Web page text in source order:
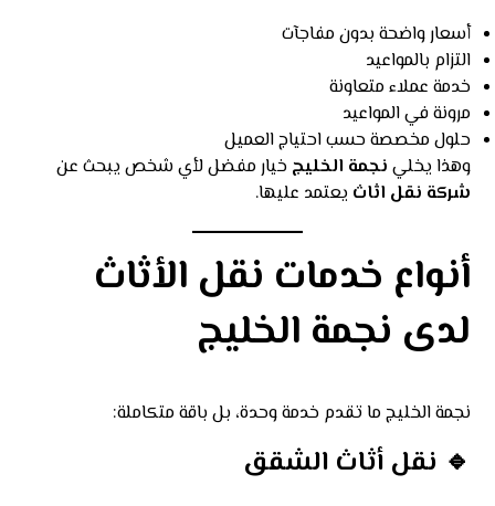
أسعار واضحة بدون مفاجآت
التزام بالمواعيد
خدمة عملاء متعاونة
مرونة في المواعيد
حلول مخصصة حسب احتياج العميل
وهذا يخلي نجمة الخليج خيار مفضل لأي شخص يبحث عن
شركة نقل اثاث يعتمد عليها.
أنواع خدمات نقل الأثاث
لدى نجمة الخليج
نجمة الخليج ما تقدم خدمة وحدة، بل باقة متكاملة:
🔹 نقل أثاث الشقق